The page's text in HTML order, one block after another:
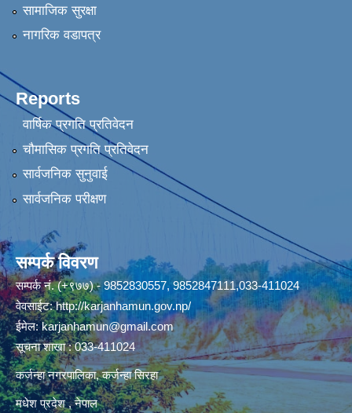
सामाजिक सुरक्षा
नागरिक वडापत्र
Reports
वार्षिक प्रगति प्रतिवेदन
चौमासिक प्रगति प्रतिवेदन
सार्वजनिक सुनुवाई
सार्वजनिक परीक्षण
सम्पर्क विवरण
सम्पर्क नं. (+९७७) - 9852830557, 9852847111,033-411024
वेवसाईट:http://karjanhamun.gov.np/
ईमेल:karjanhamun@gmail.com
सूचना शाखा : 033-411024
कर्जन्हा नगरपालिका, कर्जन्हा सिरहा
मधेश प्रदेश , नेपाल